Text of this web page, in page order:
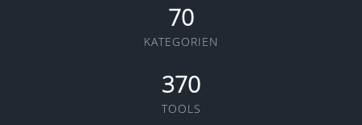
70
KATEGORIEN
370
TOOLS